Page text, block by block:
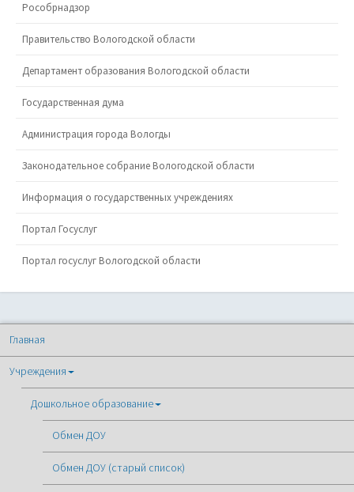
Рособрнадзор
Правительство Вологодской области
Департамент образования Вологодской области
Государственная дума
Администрация города Вологды
Законодательное собрание Вологодской области
Информация о государственных учреждениях
Портал Госуслуг
Портал госуслуг Вологодской области
Главная
Учреждения
Дошкольное образование
Обмен ДОУ
Обмен ДОУ (старый список)